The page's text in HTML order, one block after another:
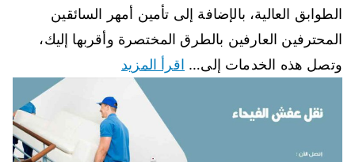
الطوابق العالية، بالإضافة إلى تأمين أمهر السائقين
المحترفين العارفين بالطرق المختصرة وأقربها إليك،
وتصل هذه الخدمات إلى… اقرأ المزيد